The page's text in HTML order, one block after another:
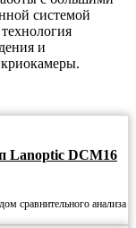
системой
и
Lanoptic DCM16
сравнительного анализа